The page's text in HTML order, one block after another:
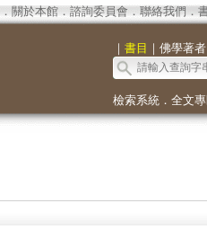
． 關於本館． 諮詢委員會． 聯絡我們 ．
｜ 書目 ｜ 佛學著者
檢索系統． 全文